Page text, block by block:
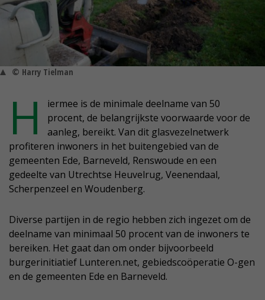
© Harry Tielman
H
iermee is de minimale deelname van 50
procent, de belangrijkste voorwaarde voor de
aanleg, bereikt. Van dit glasvezelnetwerk
profiteren inwoners in het buitengebied van de
gemeenten Ede, Barneveld, Renswoude en een
gedeelte van Utrechtse Heuvelrug, Veenendaal,
Scherpenzeel en Woudenberg.
Diverse partijen in de regio hebben zich ingezet om de
deelname van minimaal 50 procent van de inwoners te
bereiken. Het gaat dan om onder bijvoorbeeld
burgerinitiatief Lunteren.net, gebiedscoöperatie O-gen
en de gemeenten Ede en Barneveld.